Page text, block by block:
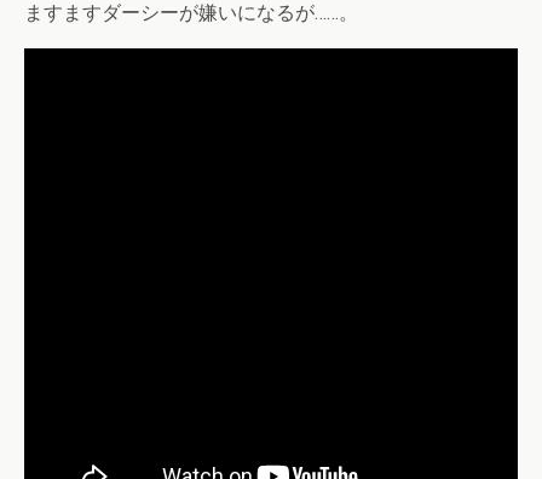
ますますダーシーが嫌いになるが……。